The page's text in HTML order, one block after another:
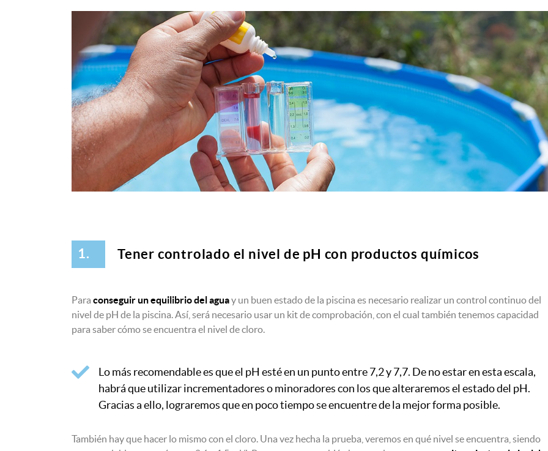
1. Tener controlado el nivel de pH con productos químicos
Para conseguir un equilibrio del aguay un buen estado de la piscina es necesario realizar un control continuo del
nivel de pH de la piscina. Así, será necesario usar un kit de comprobación, con el cual también tenemos capacidad
para saber cómo se encuentra el nivel de cloro.
Lo más recomendable es que el pH esté en un punto entre 7,2 y 7,7. De no estar en esta escala,
habrá que utilizar incrementadores o minoradores con los que alteraremos el estado del pH.
Gracias a ello, lograremos que en poco tiempo se encuentre de la mejor forma posible.
También hay que hacer lo mismo con el cloro. Una vez hecha la prueba, veremos en qué nivel se encuentra, siendo